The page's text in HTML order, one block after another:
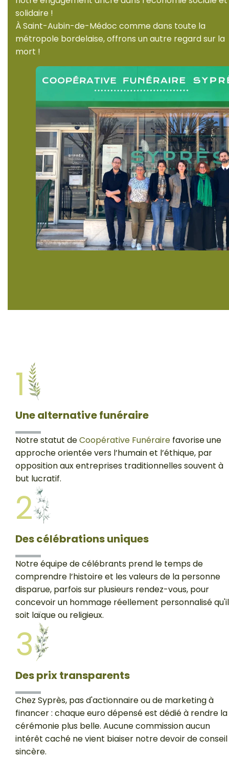
solidaire !
À Saint-Aubin-de-Médoc comme dans toute la
métropole bordelaise, offrons un autre regard sur la
mort !
1
Une alternative funéraire
Notre statut deCoopérative Funéraire favorise une
approche orientée vers l’humain et l’éthique, par
opposition aux entreprises traditionnelles souvent à
but lucratif.
2
Des célébrations uniques
Notre équipe de célébrants prend le temps de
comprendre l’histoire et les valeurs de la personne
disparue, parfois sur plusieurs rendez-vous, pour
concevoir un hommage réellement personnalisé qu'il
soit laïque ou religieux.
3
Des prix transparents
Chez Syprès, pas d'actionnaire ou de marketing à
financer : chaque euro dépensé est dédié à rendre la
cérémonie plus belle. Aucune commission aucun
intérêt caché ne vient biaiser notre devoir de conseil
sincère.